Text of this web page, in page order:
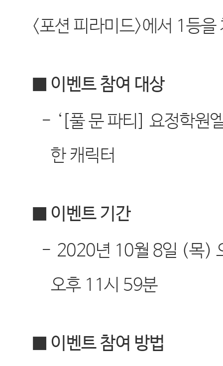
<포션 피라미드>에서 1 등을
■ 이벤트 참여 대상
- ‘[ 풀 문 파티
요정학원
한 캐릭터
■ 이벤트 기간
- 2020년 10월 8일 (목)
오후11시 59분
■ 이벤트 참여 방법